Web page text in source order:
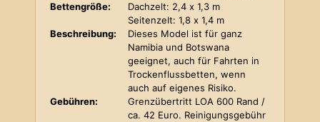
Bettengröße:
Dachzelt: 2,4 x 1,3 m
Seitenzelt: 1,8 x 1,4 m
Beschreibung:
Dieses Model ist für ganz
Namibia und Botswana
geeignet, auch für Fahrten in
Trockenflussbetten, wenn
auch auf eigenes Risiko.
Gebühren:
Grenzübertritt LOA 600 Rand /
ca. 42 Euro. Reinigungsgebühr